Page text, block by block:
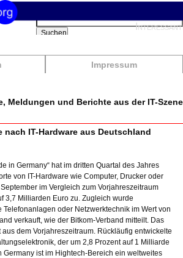
Impressum
Suchbegriffe
Suchen
Meldungen und Berichte aus der IT-Szene
nach IT-Hardware aus Deutschland
in Germany“ hat im dritten Quartal des Jahres
von IT-Hardware wie Computer, Drucker oder
im Vergleich zum Vorjahreszeitraum
3,7 Milliarden Euro zu. Zugleich wurde
Telefonanlagen oder Netzwerktechnik im Wert von
verkauft, wie der Bitkom-Verband mitteilt. Das
dem Vorjahreszeitraum. Rückläufig entwickelte
der um 2,8 Prozent auf 1 Milliarde
Germany ist im Hightech-Bereich ein weltweites